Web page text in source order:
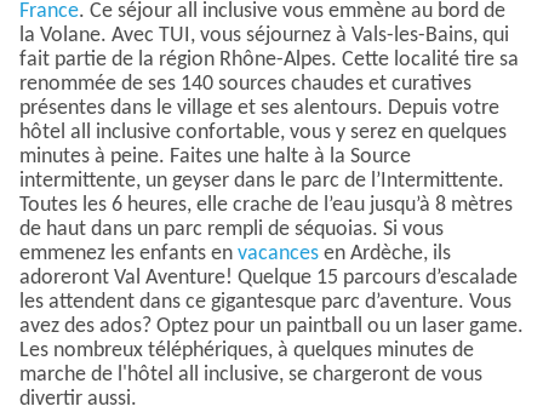
France. Ce séjour all inclusive vous emmène au bord de
la Volane. Avec TUI, vous séjournez à Vals-les-Bains, qui
fait partie de la région Rhône-Alpes. Cette localité tire sa
renommée de ses 140 sources chaudes et curatives
présentes dans le village et ses alentours. Depuis votre
hôtel all inclusive confortable, vous y serez en quelques
minutes à peine. Faites une halte à la Source
intermittente, un geyser dans le parc de l’Intermittente.
Toutes les 6 heures, elle crache de l’eau jusqu’à 8 mètres
de haut dans un parc rempli de séquoias. Si vous
emmenez les enfants en vacances en Ardèche, ils
adoreront Val Aventure! Quelque 15 parcours d’escalade
les attendent dans ce gigantesque parc d’aventure. Vous
avez des ados? Optez pour un paintball ou un laser game.
Les nombreux téléphériques, à quelques minutes de
marche de l'hôtel all inclusive, se chargeront de vous
divertir aussi.